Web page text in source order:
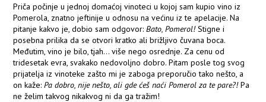
Priča počinje u jednoj domaćoj vinoteci u kojoj sam kupio vino iz
Pomerola, znatno jeftinije u odnosu na većinu iz te apelacije. Na
pitanje kakvo je, dobio sam odgovor:Bato, Pomerol!Stigne i
posebna prilika da se otvori kratko ali brižljivo čuvana boca.
Međutim, vino je bilo, tjah... više nego osrednje. Za cenu od
tridesetak evra, svakako nedovoljno dobro. Pitam posle tog svog
prijatelja iz vinoteke zašto mi je zaboga preporučio tako nešto, a
on kaže:Pa dobro, nije nešto, ali gde ćeš naći Pomerol za te pare?!Pa
ne želim takvog nikakvog ni da ga tražim!